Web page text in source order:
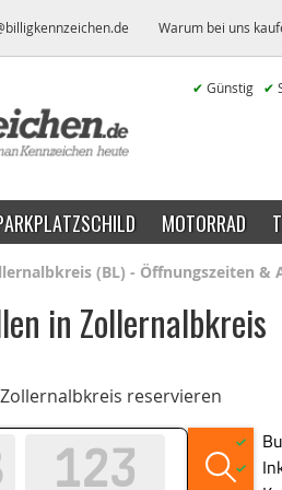
Warum bei uns
✔ Günstig ✔
MOTORRAD
(BL) - Öffnungszeiten &
in Zollernalbkreis
reservieren